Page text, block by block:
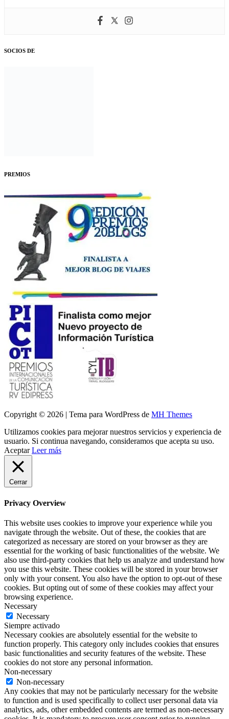
SOCIOS DE
PREMIOS
Copyright © 2026 | Tema para WordPress de MH Themes
Utilizamos cookies para mejorar nuestros servicios y experiencia de
usuario. Si continua navegando, consideramos que acepta su uso.
Aceptar Leer más
Cerrar
Privacy Overview
This website uses cookies to improve your experience while you
navigate through the website. Out of these, the cookies that are
categorized as necessary are stored on your browser as they are
essential for the working of basic functionalities of the website. We
also use third-party cookies that help us analyze and understand how
you use this website. These cookies will be stored in your browser
only with your consent. You also have the option to opt-out of these
cookies. But opting out of some of these cookies may affect your
browsing experience.
Necessary
Necessary
Siempre activado
Necessary cookies are absolutely essential for the website to
function properly. This category only includes cookies that ensures
basic functionalities and security features of the website. These
cookies do not store any personal information.
Non-necessary
Non-necessary
Any cookies that may not be particularly necessary for the website
to function and is used specifically to collect user personal data via
analytics, ads, other embedded contents are termed as non-necessary